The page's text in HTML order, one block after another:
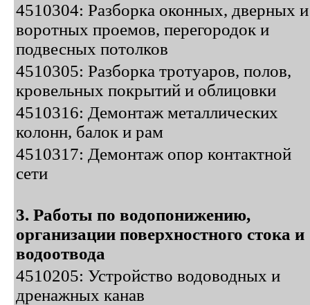
4510304: Разборка оконных, дверных и
воротных проемов, перегородок и
подвесных потолков
4510305: Разборка тротуаров, полов,
кровельных покрытий и облицовки
4510316: Демонтаж металлических
колонн, балок и рам
4510317: Демонтаж опор контактной
сети
3. Работы по водопонижению,
организации поверхностного стока и
водоотвода
4510205: Устройство водоводных и
дренажных канав